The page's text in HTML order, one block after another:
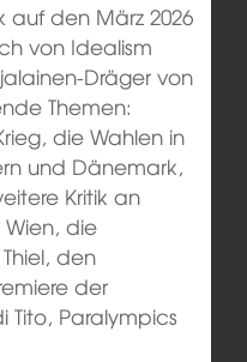
auf den März 2026
von Idealism
Dräger von
Themen:
die Wahlen in
und Dänemark,
Kritik an
Wien, die
den
der
Paralympics